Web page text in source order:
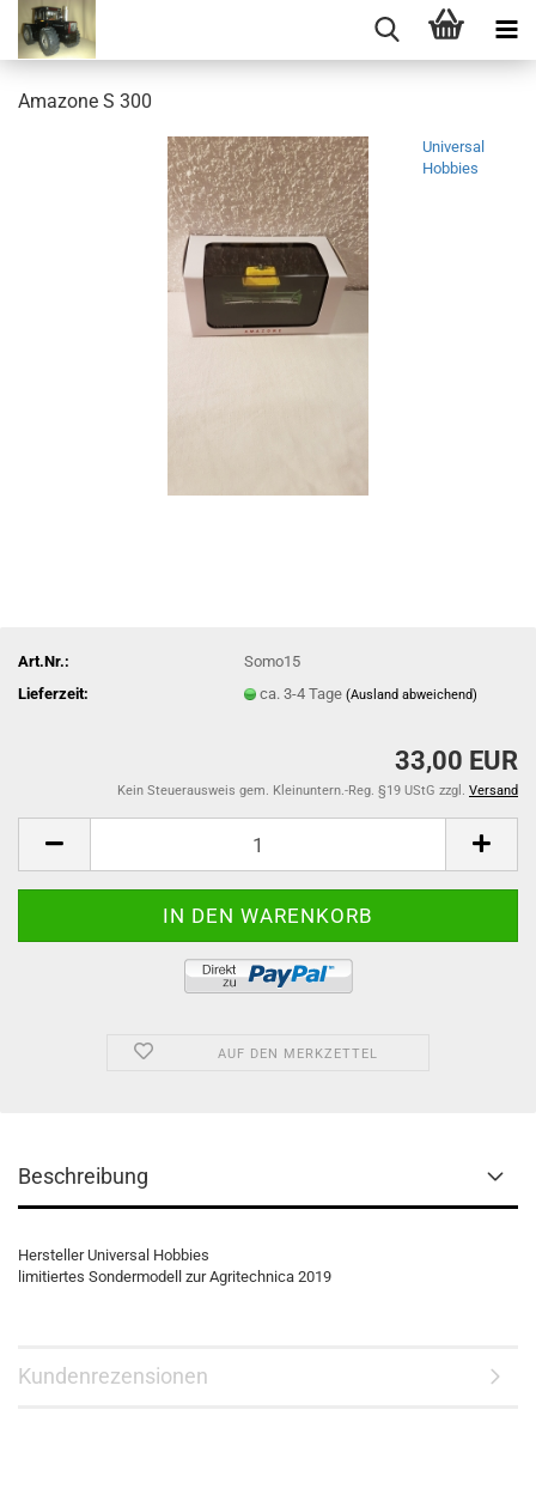
Amazone S 300
Universal
Hobbies
Art.Nr.:
Somo15
Lieferzeit:
ca. 3-4 Tage(Ausland abweichend)
33,00 EUR
Kein Steuerausweis gem. Kleinuntern.-Reg. §19 UStG zzgl. Versand
AUF DEN MERKZETTEL
Beschreibung
Hersteller Universal Hobbies
limitiertes Sondermodell zur Agritechnica 2019
Kundenrezensionen